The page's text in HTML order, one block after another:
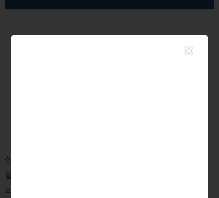
상대방이 “고소하겠다”는 말만 남기고 실제로 고소장
을 제출하지 않았을 수도 있습니다. 고소가 접수되더
라도 수사 절차에 시간이 걸려 초기에는 연락이 오지
×